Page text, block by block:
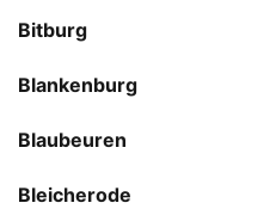
Bitburg
Blankenburg
Blaubeuren
Bleicherode